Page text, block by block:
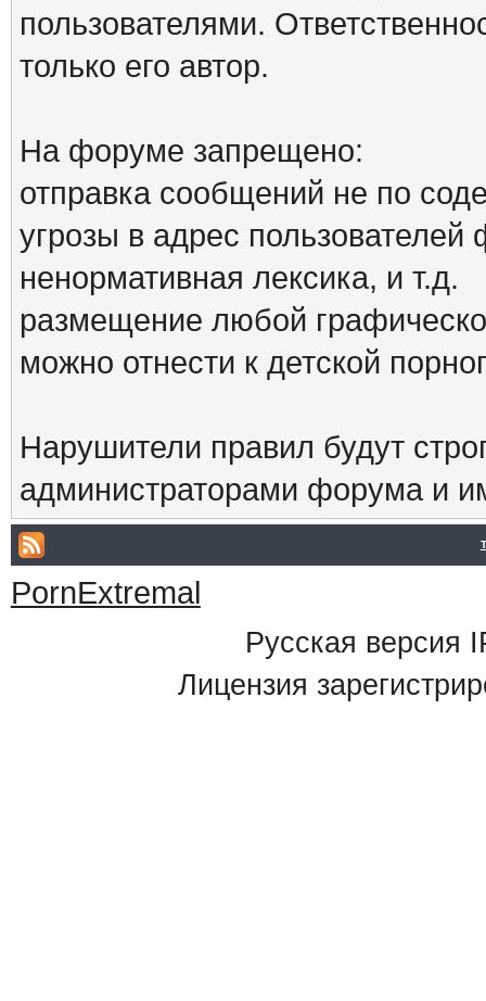
пользователями.
только его автор.
На форуме запрещено:
отправка сообщений не по
угрозы в адрес
ненормативная лексика, и т.д.
размещение любой
можно отнести к детской
Нарушители правил будут
администраторами форума и
PornExtremal
Русская версия
Лицензия